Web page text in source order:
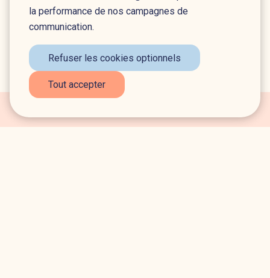
12>>>
la performance de nos campagnes de
communication.
Refuser les cookies optionnels
Tout accepter